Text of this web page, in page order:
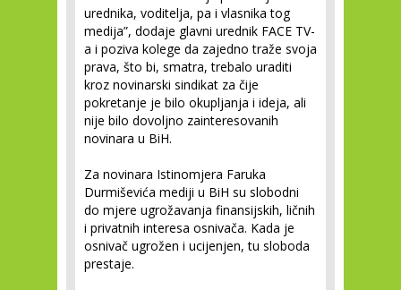
urednika, voditelja, pa i vlasnika tog
medija”, dodaje glavni urednik FACE TV-
a i poziva kolege da zajedno traže svoja
prava, što bi, smatra, trebalo uraditi
kroz novinarski sindikat za čije
pokretanje je bilo okupljanja i ideja, ali
nije bilo dovoljno zainteresovanih
novinara u BiH.
Za novinara Istinomjera Faruka
Durmiševića mediji u BiH su slobodni
do mjere ugrožavanja finansijskih, ličnih
i privatnih interesa osnivača. Kada je
osnivač ugrožen i ucijenjen, tu sloboda
prestaje.